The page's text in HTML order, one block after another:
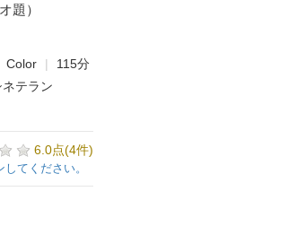
題）
Color
115分
テラン
6.0点(4件)
てください。